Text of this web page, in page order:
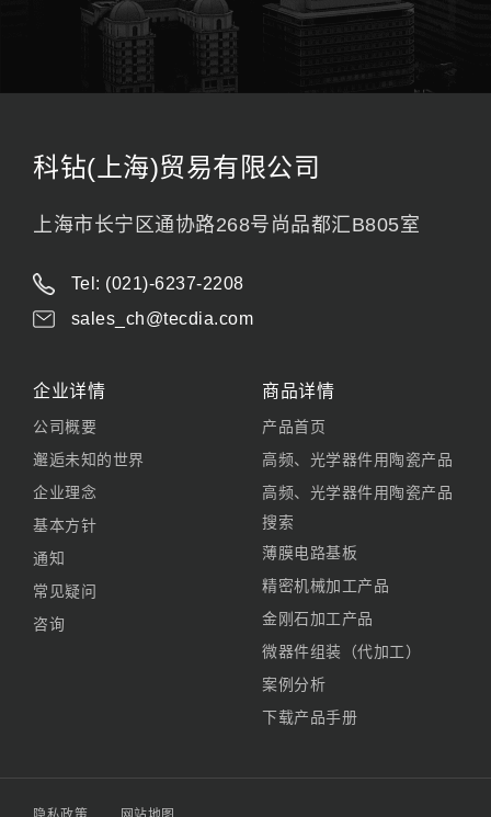
科钻(上海)贸易有限公司
上海市长宁区通协路268号尚品都汇B805室
Tel: (021)-6237-2208
sales_ch@tecdia.com
企业详情
公司概要
邂逅未知的世界
企业理念
基本方针
通知
常见疑问
咨询
商品详情
产品首页
高频、光学器件用陶瓷产品
高频、光学器件用陶瓷产品
搜索
薄膜电路基板
精密机械加工产品
金刚石加工产品
微器件组装（代加工）
案例分析
下载产品手册